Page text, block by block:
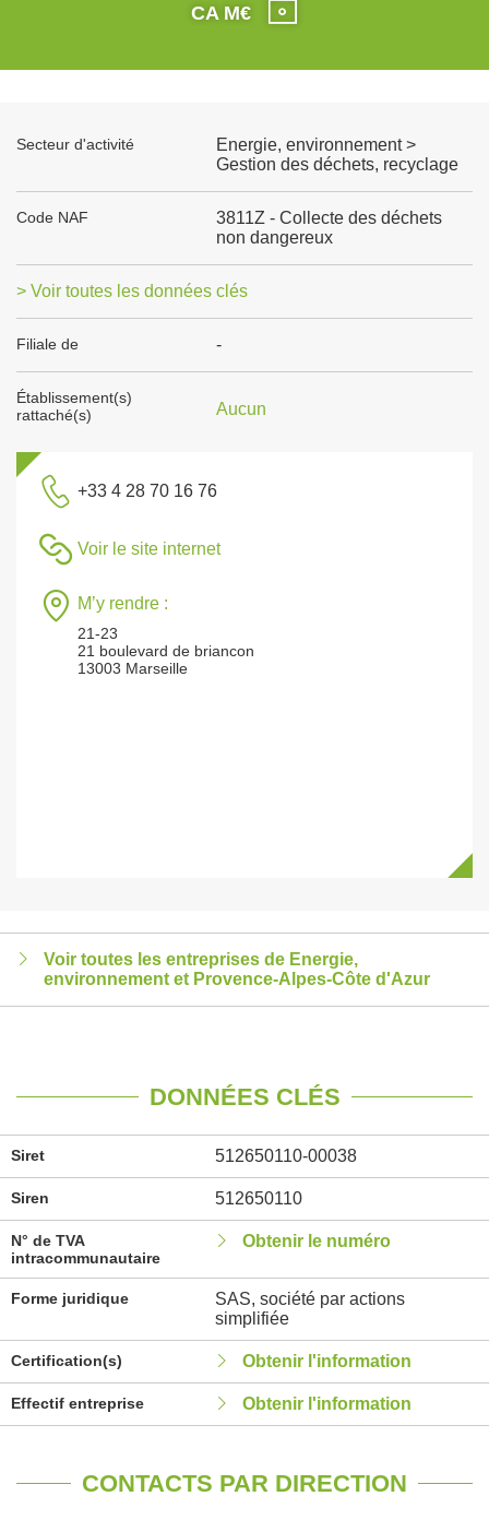
CA M€
Secteur d'activité
Energie, environnement >
Gestion des déchets, recyclage
Code NAF
3811Z - Collecte des déchets
non dangereux
> Voir toutes les données clés
Filiale de -
Établissement(s)
rattaché(s)
Aucun
+33 4 28 70 16 76
Voir le site internet
M’y rendre :
21-23
21 boulevard de briancon
13003 Marseille
Voir toutes les entreprises de Energie,
environnement et Provence-Alpes-Côte d'Azur
DONNÉES CLÉS
Siret 512650110-00038
Siren 512650110
N° de TVA
intracommunautaire
Obtenir le numéro
Forme juridique
SAS, société par actions
simplifiée
Certification(s) Obtenir l'information
Effectif entreprise Obtenir l'information
CONTACTS PAR DIRECTION